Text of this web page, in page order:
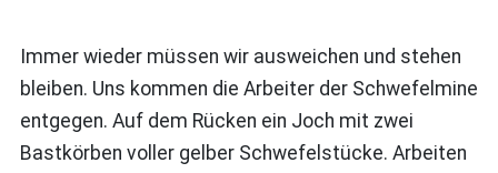
Immer wieder müssen wir ausweichen und stehen
bleiben. Uns kommen die Arbeiter der Schwefelmine
entgegen. Auf dem Rücken ein Joch mit zwei
Bastkörben voller gelber Schwefelstücke. Arbeiten